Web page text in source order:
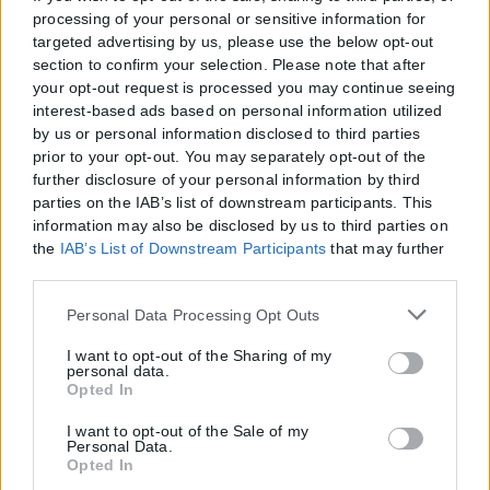
processing of your personal or sensitive information for
targeted advertising by us, please use the below opt-out
section to confirm your selection. Please note that after
your opt-out request is processed you may continue seeing
interest-based ads based on personal information utilized
by us or personal information disclosed to third parties
prior to your opt-out. You may separately opt-out of the
further disclosure of your personal information by third
parties on the IAB’s list of downstream participants. This
information may also be disclosed by us to third parties on
the IAB’s List of Downstream Participants that may further
Please note that this website/app uses one or more Google
but not limited to your visit or usage behaviour. You may
click to grant or deny consent to Google and its third-party
tags to use your data for below specified purposes in below
Google consent section.
Personal Data Processing Opt Outs
I want to opt-out of the Sharing of my
personal data.
Opted In
I want to opt-out of the Sale of my
Personal Data.
Opted In
Παράλληλα, μειώνονται οι συντελεστές σε όλα τα κλιμάκια
υπολογισμού φόρου των οικοπέδων.
Οι αλλαγές αυτές αφορούν και τα φυσικά και τα νομικά πρόσωπα.
Για παράδειγμα, ο συντελεστής του βασικού φόρου κτισμάτων για
τιμή ζώνης από 1.051 έως 1.500 ευρώ/τ.μ. διαμορφώνεται σε 2,80
ευρώ/τ.μ. αντί 3,70 που ισχύει σήμερα, δηλαδή μείωση 27%.
Για τιμή ζώνης από 1.501 έως 2.500 ευρώ ο συντελεστής
διαμορφώνεται σε 3,70 ευρώ/τ.μ., ενώ με το ισχύον καθεστώς για
τ.μ. και από 2.001 έως 2.500 είναι 6.
Ακόμη μεγαλύτερες είναι οι μειώσεις του φόρου στα οικόπεδα.
Ενδεικτικά, για αξία οικοπέδου από 75 έως 100 ευρώ ανά τ.μ. ο
συντελεστής διαμορφώνεται σε 0,0375 αντί για 0,1850, δηλαδή
μειώνεται κατά 80%.